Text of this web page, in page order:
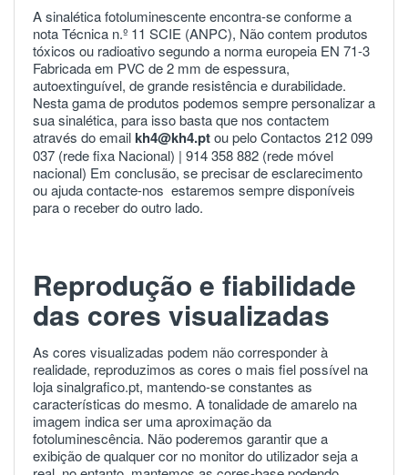
A sinalética fotoluminescente encontra-se conforme a
nota Técnica n.º 11 SCIE (ANPC), Não contem produtos
tóxicos ou radioativo segundo a norma europeia EN 71-3
Fabricada em PVC de 2 mm de espessura,
autoextinguível, de grande resistência e durabilidade.
Nesta gama de produtos podemos sempre personalizar a
sua sinalética, para isso basta que nos contactem
através do emailkh4@kh4.ptou pelo Contactos 212 099
037 (rede fixa Nacional) | 914 358 882 (rede móvel
nacional) Em conclusão, se precisar de esclarecimento
ou ajudacontacte-nos estaremos sempre disponíveis
para o receber do outro lado.
Reprodução e fiabilidade
das cores visualizadas
As cores visualizadas podem não corresponder à
realidade, reproduzimos as cores o mais fiel possível na
loja sinalgrafico.pt, mantendo-se constantes as
características do mesmo. A tonalidade de amarelo na
imagem indica ser uma aproximação da
fotoluminescência. Não poderemos garantir que a
exibição de qualquer cor no monitor do utilizador seja a